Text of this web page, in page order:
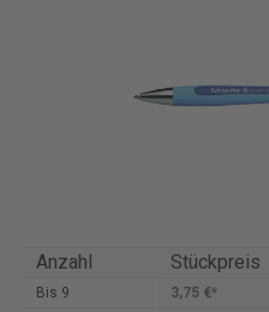
Anzahl Stückpreis
Bis 9
3,75 €*